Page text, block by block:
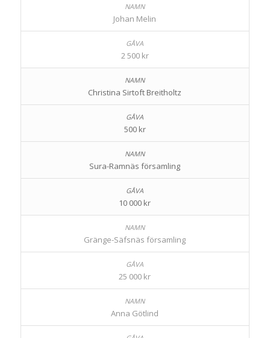
Johan Melin
2 500 kr
Christina Sirtoft Breitholtz
500 kr
Sura-Ramnäs församling
10 000 kr
Gränge-Säfsnäs församling
25 000 kr
Anna Götlind